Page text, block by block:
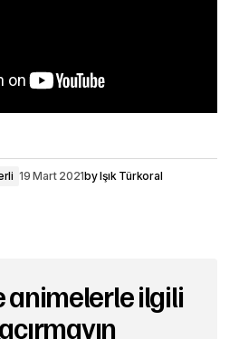
19 Mart 2021byIşık Türkoral
animelerle ilgili